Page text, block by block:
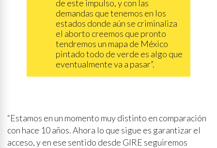
de este impulso, y con las
demandas que tenemos en los
estados donde aún se criminaliza
el aborto creemos que pronto
tendremos un mapa de México
pintado todo de verde es algo que
eventualmente va a pasar”.
“Estamos en un momento muy distinto en comparación
con hace 10 años. Ahora lo que sigue es garantizar el
acceso, y en ese sentido desde GIRE seguiremos